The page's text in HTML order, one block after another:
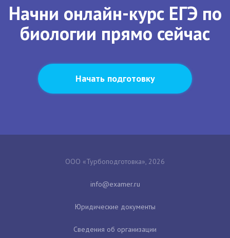
Начни онлайн-курс ЕГЭ по
биологии прямо сейчас
Начать подготовку
ООО «Турбоподготовка», 2026
Юридические документы
Сведения об организации